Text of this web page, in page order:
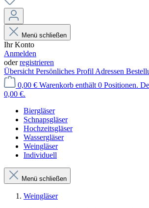
Menü schließen
Ihr Konto
Anmelden
oderregistrieren
Übersicht Persönliches Profil Adressen
0,00 € Warenkorb enthält 0 Positionen.
0,00 €.
Biergläser
Schnapsgläser
Hochzeitsgläser
Wassergläser
Weingläser
Individuell
Menü schließen
Weingläser